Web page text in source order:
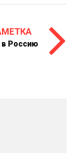
в Россию